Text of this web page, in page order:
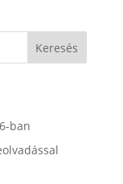
Keresés
ban